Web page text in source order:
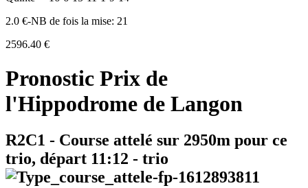
2.0 €-NB de fois la mise: 21
2596.40 €
Pronostic Prix de
l'Hippodrome de Langon
R2C1 - Course attelé sur 2950m pour ce
trio, départ 11:12 - trio